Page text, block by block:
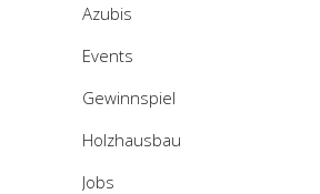
Azubis
Events
Gewinnspiel
Holzhausbau
Jobs